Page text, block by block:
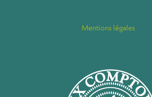
Mentions légales